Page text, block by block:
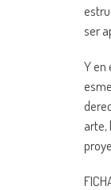
ser
Y en
arte,